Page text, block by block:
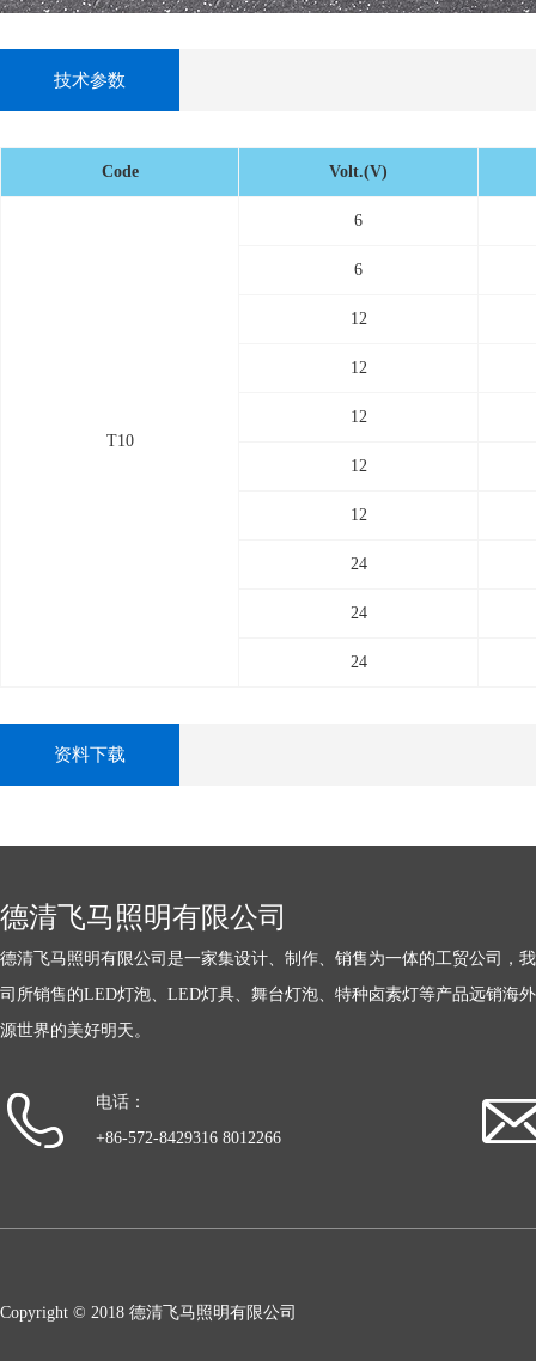
技术参数
Code Volt.(V)
T10
6
6
12
12
12
12
12
24
24
24
资料下载
德清飞马照明有限公司
德清飞马照明有限公司是一家集设计、制作、销售为一体的工贸公司，
司所销售的LED灯泡、LED灯具、舞台灯泡、特种卤素灯等产品远销海
源世界的美好明天。
电话：
+86-572-8429316 8012266
Copyright © 2018 德清飞马照明有限公司